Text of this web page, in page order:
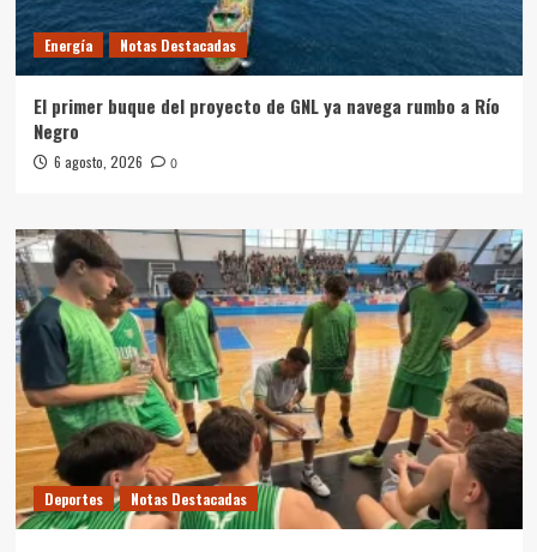
Energía Notas Destacadas
El primer buque del proyecto de GNL ya navega rumbo a Río
Negro
6 agosto, 2026 0
Deportes Notas Destacadas